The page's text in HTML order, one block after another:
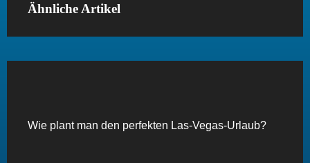
Ähnliche Artikel
Wie plant man den perfekten Las-Vegas-Urlaub?